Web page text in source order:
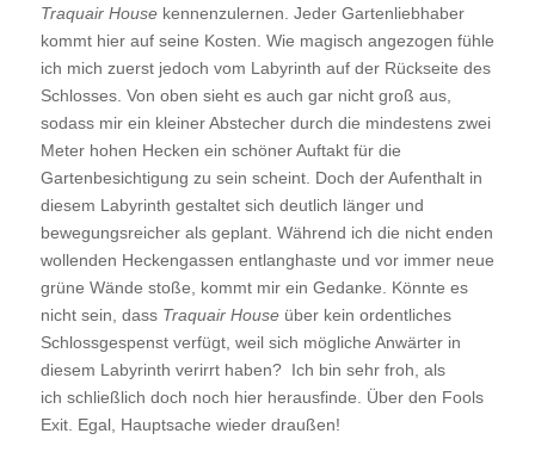
Traquair Housekennenzulernen. Jeder Gartenliebhaber
kommt hier auf seine Kosten. Wie magisch angezogen fühle
ich mich zuerst jedoch vom Labyrinth auf der Rückseite des
Schlosses. Von oben sieht es auch gar nicht groß aus,
sodass mir ein kleiner Abstecher durch die mindestens zwei
Meter hohen Hecken ein schöner Auftakt für die
Gartenbesichtigung zu sein scheint. Doch der Aufenthalt in
diesem Labyrinth gestaltet sich deutlich länger und
bewegungsreicher als geplant. Während ich die nicht enden
wollenden Heckengassen entlanghaste und vor immer neue
grüne Wände stoße, kommt mir ein Gedanke. Könnte es
nicht sein, dass Traquair Houseüber kein ordentliches
Schlossgespenst verfügt, weil sich mögliche Anwärter in
diesem Labyrinth verirrt haben? Ich bin sehr froh, als
ich schließlich doch noch hier herausfinde. Über den Fools
Exit. Egal, Hauptsache wieder draußen!